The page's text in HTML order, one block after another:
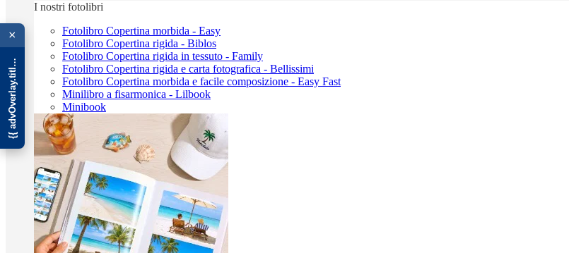
I nostri fotolibri
Fotolibro Copertina morbida - Easy
Fotolibro Copertina rigida - Biblos
Fotolibro Copertina rigida in tessuto - Family
Fotolibro Copertina rigida e carta fotografica - Bellissimi
Fotolibro Copertina morbida e facile composizione - Easy Fast
Minilibro a fisarmonica - Lilbook
Minibook
×
{{ advOverlay.title || 'Promo' }}